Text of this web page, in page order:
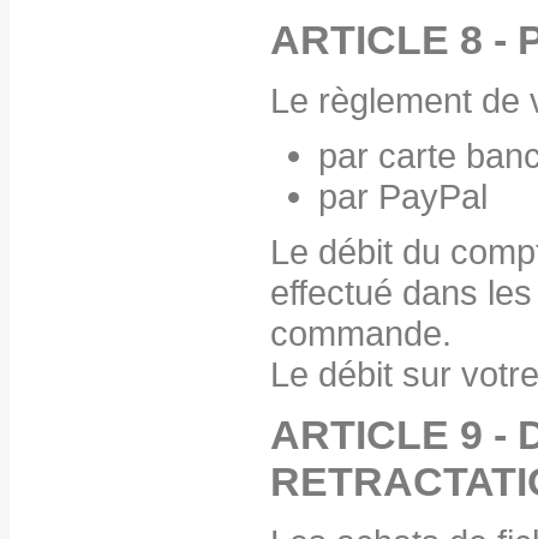
ARTICLE 8 -
Le règlement de
par carte
par PayPal
Le débit du
effectué dans
commande.
Le débit sur
ARTICLE 9 -